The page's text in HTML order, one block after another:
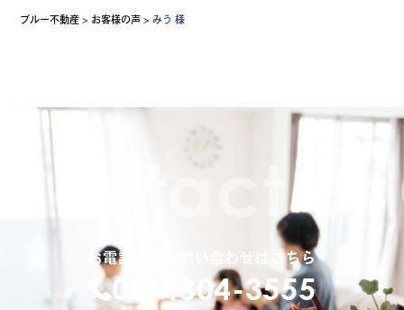
ブルー不動産 > お客様の声 >みう 様
お電話でのお問い合わせはこちら
06-4304-3555